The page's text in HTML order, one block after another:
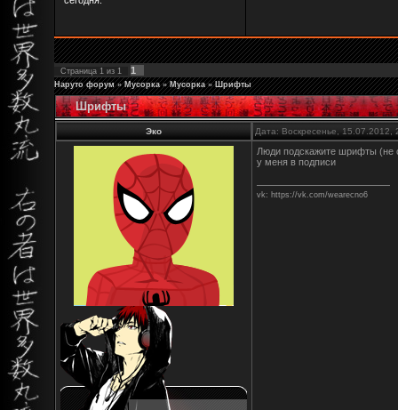
Страница 1 из 1 1
Наруто форум » Мусорка » Мусорка » Шрифты
Шрифты
Эко Дата: Воскресенье,
Люди подскажите шрифты (не
у меня в подписи
vk: https://vk.com/wearecno6